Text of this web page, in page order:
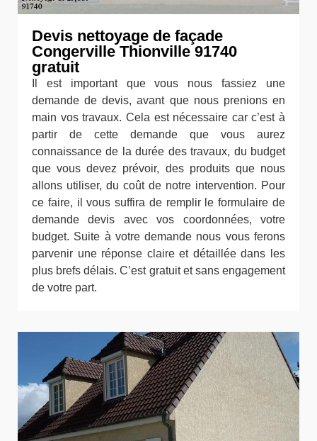
Devis nettoyage de façade
Congerville Thionville 91740
gratuit
Il est important que vous nous fassiez une
demande de devis, avant que nous prenions en
main vos travaux. Cela est nécessaire car c’est à
partir de cette demande que vous aurez
connaissance de la durée des travaux, du budget
que vous devez prévoir, des produits que nous
allons utiliser, du coût de notre intervention. Pour
ce faire, il vous suffira de remplir le formulaire de
demande devis avec vos coordonnées, votre
budget. Suite à votre demande nous vous ferons
parvenir une réponse claire et détaillée dans les
plus brefs délais. C’est gratuit et sans engagement
de votre part.